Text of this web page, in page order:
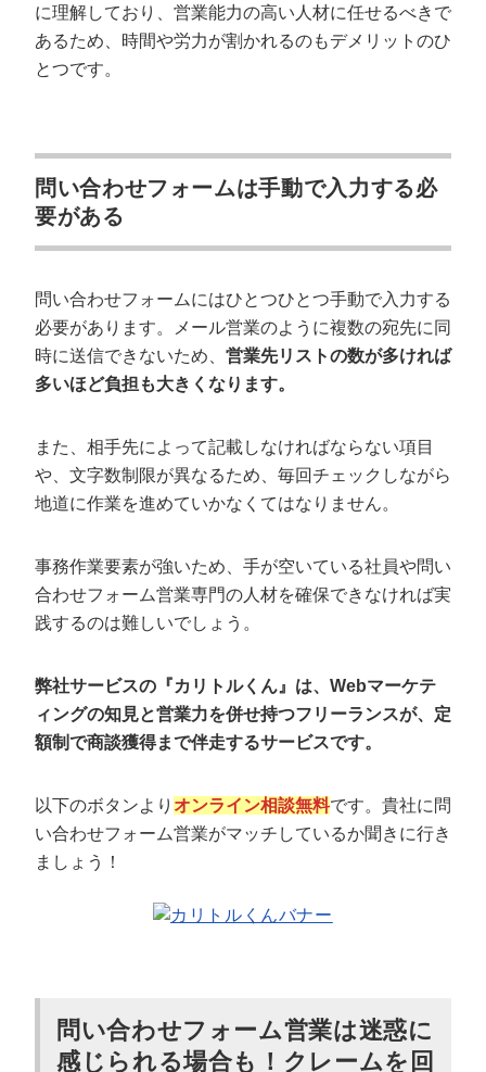
に理解しており、営業能力の高い人材に任せるべきで
あるため、時間や労力が割かれるのもデメリットのひ
とつです。
問い合わせフォームは手動で入力する必
要がある
問い合わせフォームにはひとつひとつ手動で入力する
必要があります。メール営業のように複数の宛先に同
時に送信できないため、 営業先リストの数が多ければ
多いほど負担も大きくなります。
また、相手先によって記載しなければならない項目
や、文字数制限が異なるため、毎回チェックしながら
地道に作業を進めていかなくてはなりません。
事務作業要素が強いため、手が空いている社員や問い
合わせフォーム営業専門の人材を確保できなければ実
践するのは難しいでしょう。
弊社サービスの『カリトルくん』は、Webマーケテ
ィングの知見と営業力を併せ持つフリーランスが、定
額制で商談獲得まで伴走するサービスです。
以下のボタンより オンライン相談無料です。貴社に問
い合わせフォーム営業がマッチしているか聞きに行き
ましょう！
問い合わせフォーム営業は迷惑に
感じられる場合も！クレームを回